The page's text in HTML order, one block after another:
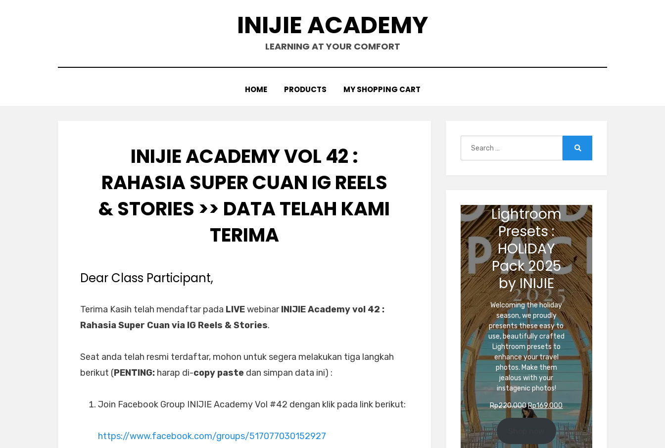
INIJIE ACADEMY
LEARNING AT YOUR COMFORT
HOME PRODUCTS MY SHOPPING CART
INIJIE ACADEMY VOL 42 :
RAHASIA SUPER CUAN IG REELS
& STORIES >> DATA TELAH KAMI
TERIMA
Dear Class Participant,
Terima Kasih telah mendaftar pada LIVEwebinarINIJIE Academy vol 42 :
Rahasia Super Cuan via IG Reels & Stories.
Seat anda telah resmi terdaftar, mohon untuk segera melakukan tiga langkah
berikut (PENTING: harap di-copy paste dan simpan data ini) :
Join Facebook Group INIJIE Academy Vol #42 dengan klik pada link berikut:
https://www.facebook.com/groups/517077030152927
Lightroom
Presets :
HOLIDAY
Pack 2025
by INIJIE
Welcoming the holiday
season, we proudly
presents these easy to
use, beautifully crafted
Lightroom presets to
enhance your travel
photos. Make them
jealous with your
instagenic photos!
Rp220.000Original
price
Rp220.000.
Rp169.000Current
price
is:
Rp169.000.